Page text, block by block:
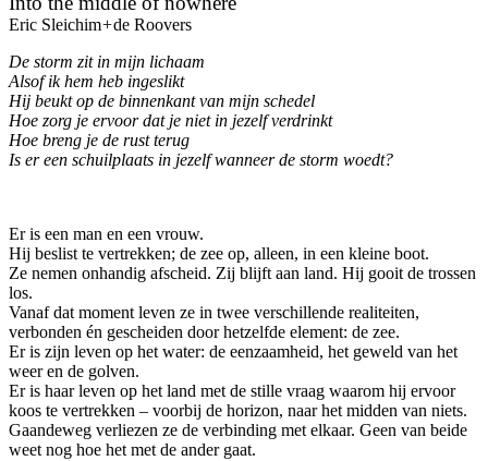
Eric Sleichim+de Roovers
De storm zit in mijn lichaam
Alsof ik hem heb ingeslikt
Hij beukt op de binnenkant van mijn schedel
Hoe zorg je ervoor dat je niet in jezelf verdrinkt
Hoe breng je de rust terug
Is er een schuilplaats in jezelf wanneer de storm woedt?
Er is een man en een vrouw.
Hij beslist te vertrekken; de zee op, alleen, in een kleine boot.
Ze nemen onhandig afscheid. Zij blijft aan land. Hij gooit de trossen
los.
Vanaf dat moment leven ze in twee verschillende realiteiten,
verbonden én gescheiden door hetzelfde element: de zee.
Er is zijn leven op het water: de eenzaamheid, het geweld van het
weer en de golven.
Er is haar leven op het land met de stille vraag waarom hij ervoor
koos te vertrekken – voorbij de horizon, naar het midden van niets.
Gaandeweg verliezen ze de verbinding met elkaar. Geen van beide
weet nog hoe het met de ander gaat.